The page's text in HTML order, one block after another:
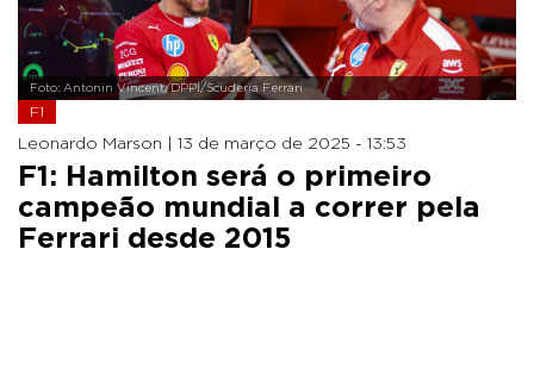
Foto: Antonin Vincent/DPPI/Scuderia Ferrari
F1
Leonardo Marson | 13 de março de 2025 - 13:53
F1: Hamilton será o primeiro
campeão mundial a correr pela
Ferrari desde 2015